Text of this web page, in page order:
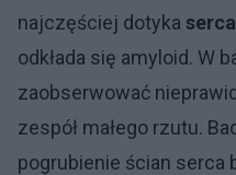
najczęściej dotyka serca
odkłada się amyloid. W
zaobserwować
zespół małego rzutu.
pogrubienie ścian serca